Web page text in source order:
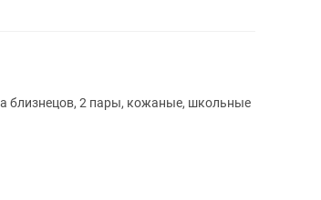
близнецов, 2 пары, кожаные, школьные